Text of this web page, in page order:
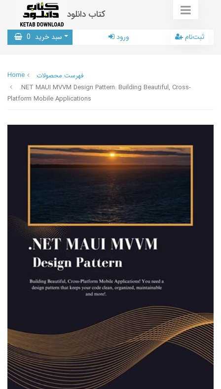
کتاب دانلود
سبد خرید 0 ورود ثبت‌نام
Home
فهرست محصولات
.NET MAUI MVVM Design Pattern: Building Beautiful, Cross-
Platform Mobile Applications